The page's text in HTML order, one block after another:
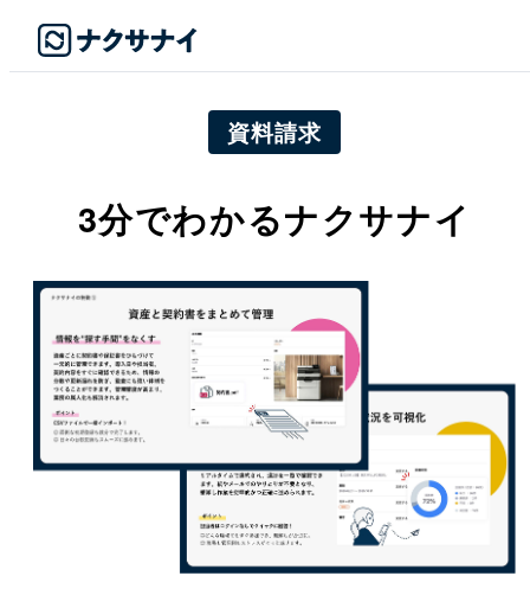
資料請求
3分でわかるナクサナイ